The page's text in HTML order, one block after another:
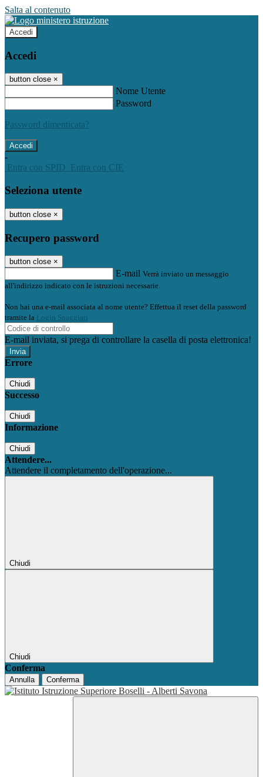
Salta al contenuto
Accedi
Accedi
button close ×
Nome Utente
Password
Password dimenticata?
-
Entra con SPID
Entra con CIE
Seleziona utente
button close ×
Recupero password
button close ×
E-mail Verrà inviato un messaggio
all'indirizzo indicato con le istruzioni necessarie.
Non hai una e-mail associata al nome utente? Effettua il reset della password
tramite la Login Spaggiari
E-mail inviata, si prega di controllare la casella di posta elettronica!
Errore
Chiudi
Successo
Chiudi
Informazione
Chiudi
Attendere...
Attendere il completamento dell'operazione...
Chiudi
Chiudi
Conferma
Annulla Conferma